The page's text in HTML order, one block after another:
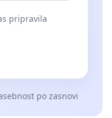
pripravila
po zasnovi